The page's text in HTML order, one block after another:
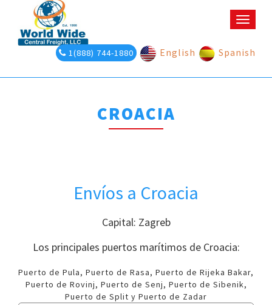
Toggle
1(888) 744-1880 English Spanish
CROACIA
Envíos a Croacia
Capital: Zagreb
Los principales puertos marítimos de Croacia:
Puerto de Pula, Puerto de Rasa, Puerto de Rijeka Bakar,
Puerto de Rovinj, Puerto de Senj, Puerto de Sibenik,
Puerto de Split y Puerto de Zadar